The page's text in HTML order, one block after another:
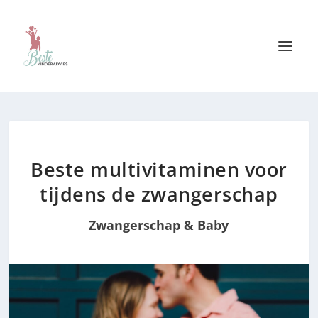
Beste multivitaminen voor
tijdens de zwangerschap
Zwangerschap & Baby